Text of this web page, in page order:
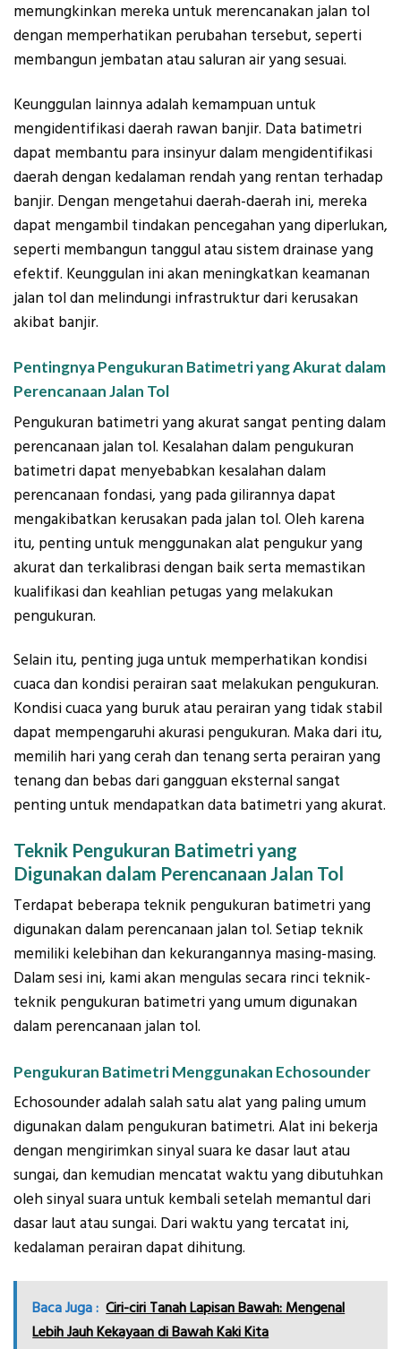
memungkinkan mereka untuk merencanakan jalan tol
dengan memperhatikan perubahan tersebut, seperti
membangun jembatan atau saluran air yang sesuai.
Keunggulan lainnya adalah kemampuan untuk
mengidentifikasi daerah rawan banjir. Data batimetri
dapat membantu para insinyur dalam mengidentifikasi
daerah dengan kedalaman rendah yang rentan terhadap
banjir. Dengan mengetahui daerah-daerah ini, mereka
dapat mengambil tindakan pencegahan yang diperlukan,
seperti membangun tanggul atau sistem drainase yang
efektif. Keunggulan ini akan meningkatkan keamanan
jalan tol dan melindungi infrastruktur dari kerusakan
akibat banjir.
Pentingnya Pengukuran Batimetri yang Akurat dalam
Perencanaan Jalan Tol
Pengukuran batimetri yang akurat sangat penting dalam
perencanaan jalan tol. Kesalahan dalam pengukuran
batimetri dapat menyebabkan kesalahan dalam
perencanaan fondasi, yang pada gilirannya dapat
mengakibatkan kerusakan pada jalan tol. Oleh karena
itu, penting untuk menggunakan alat pengukur yang
akurat dan terkalibrasi dengan baik serta memastikan
kualifikasi dan keahlian petugas yang melakukan
pengukuran.
Selain itu, penting juga untuk memperhatikan kondisi
cuaca dan kondisi perairan saat melakukan pengukuran.
Kondisi cuaca yang buruk atau perairan yang tidak stabil
dapat mempengaruhi akurasi pengukuran. Maka dari itu,
memilih hari yang cerah dan tenang serta perairan yang
tenang dan bebas dari gangguan eksternal sangat
penting untuk mendapatkan data batimetri yang akurat.
Teknik Pengukuran Batimetri yang
Digunakan dalam Perencanaan Jalan Tol
Terdapat beberapa teknik pengukuran batimetri yang
digunakan dalam perencanaan jalan tol. Setiap teknik
memiliki kelebihan dan kekurangannya masing-masing.
Dalam sesi ini, kami akan mengulas secara rinci teknik-
teknik pengukuran batimetri yang umum digunakan
dalam perencanaan jalan tol.
Pengukuran Batimetri Menggunakan Echosounder
Echosounder adalah salah satu alat yang paling umum
digunakan dalam pengukuran batimetri. Alat ini bekerja
dengan mengirimkan sinyal suara ke dasar laut atau
sungai, dan kemudian mencatat waktu yang dibutuhkan
oleh sinyal suara untuk kembali setelah memantul dari
dasar laut atau sungai. Dari waktu yang tercatat ini,
kedalaman perairan dapat dihitung.
Baca Juga : Ciri-ciri Tanah Lapisan Bawah: Mengenal
Lebih Jauh Kekayaan di Bawah Kaki Kita